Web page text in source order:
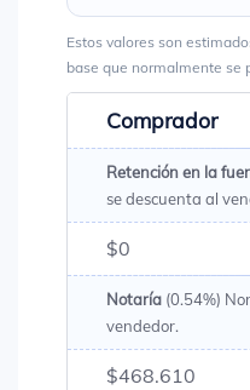
Estos valores son
base que normalmente se
Comprador
Retención en la
se descuenta al
$0
Notaría (0.54%)
vendedor.
$468.610